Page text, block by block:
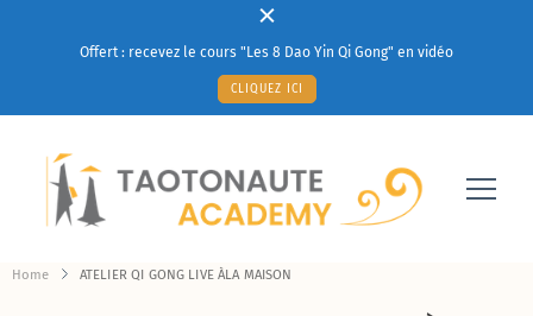
Offert : recevez le cours "Les 8 Dao Yin Qi Gong" en vidéo
CLIQUEZ ICI
Taotonaute Academy
Home
ATELIER QI GONG LIVE ÀLA MAISON